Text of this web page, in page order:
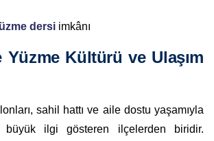
dersi imkânı
Yüzme Kültürü ve Ulaşım
sahil hattı ve aile dostu yaşamıyla
büyük ilgi gösteren ilçelerden biridir.